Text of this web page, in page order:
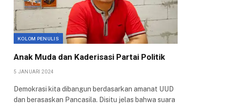
KOLOM PENULIS
Anak Muda dan Kaderisasi Partai Politik
5 JANUARI 2024
Demokrasi kita dibangun berdasarkan amanat UUD
dan berasaskan Pancasila. Disitu jelas bahwa suara